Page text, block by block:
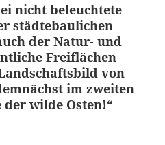
nicht beleuchtete
städtebaulichen
der Natur- und
Freiflächen
von
im zweiten
der wilde Osten!“